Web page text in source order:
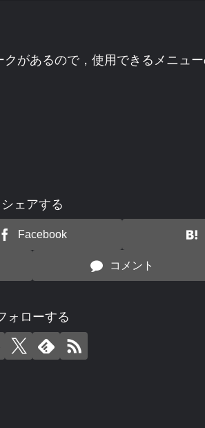
があるので，使用できるメニュ
シェアする
Facebook
コメント
ォローする